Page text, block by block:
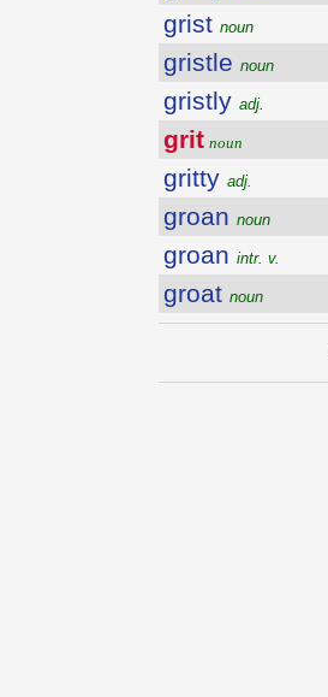
grist noun
gristle noun
gristly adj.
grit noun
gritty adj.
groan noun
groan intr. v.
groat noun